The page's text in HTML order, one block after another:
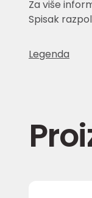
Za više
Spisak
Legenda